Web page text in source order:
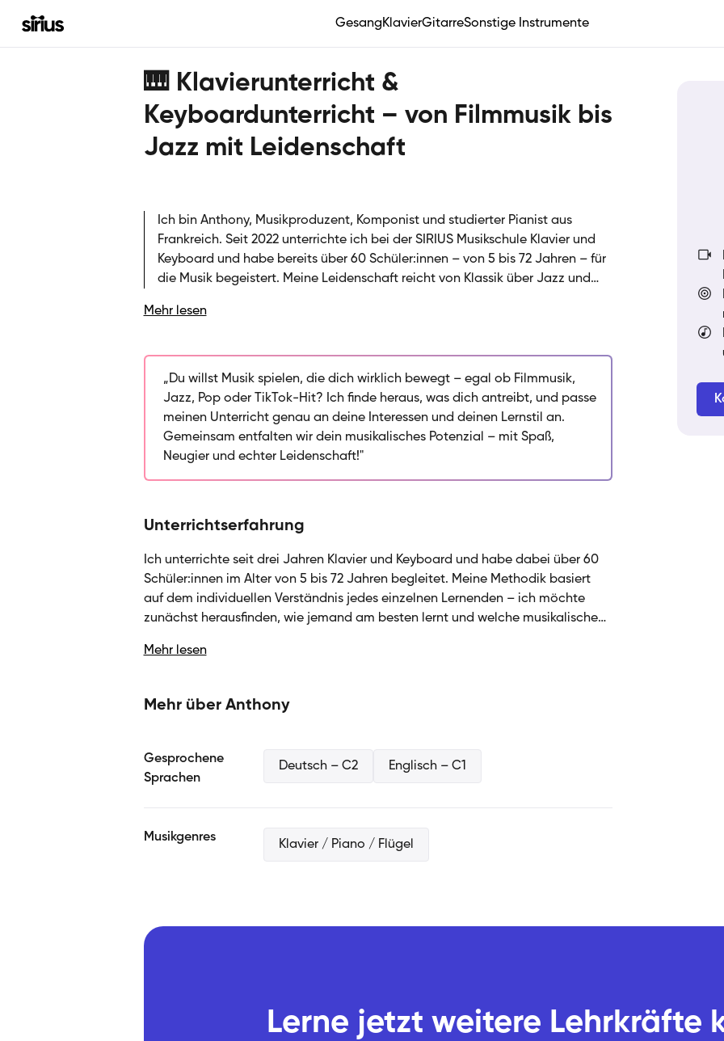
GesangKlavierGitarreSonstige Instrumente
🎹 Klavierunterricht &
Keyboardunterricht – von Filmmusik bis
Jazz mit Leidenschaft
Ich bin Anthony, Musikproduzent, Komponist und studierter Pianist aus
Frankreich. Seit 2022 unterrichte ich bei der SIRIUS Musikschule Klavier und
Keyboard und habe bereits über 60 Schüler:innen – von 5 bis 72 Jahren – für
die Musik begeistert. Meine Leidenschaft reicht von Klassik über Jazz und
Minecraft, von Anime-Scores bis zu TikTok-Hits – ich liebe es, mein
flexibel und persönlich: Ich passe mich deinen Interessen, deinem Lerntempo
und deinen Zielen an. Manche brauchen mehr Theorie und Notenlesen,
andere mehr Improvisation und Gehörbildung – ich finde heraus, was für
dich funktioniert. Technik und Ausdruck verbinde ich mit praktischem
Musizieren, damit du motiviert bleibst und stetig wächst. Neben meiner
Lehrtätigkeit produziere ich Musik und habe mit meiner ehemaligen Band
Mehr lesen
„Du willst Musik spielen, die dich wirklich bewegt – egal ob Filmmusik,
Jazz, Pop oder TikTok-Hit? Ich finde heraus, was dich antreibt, und passe
meinen Unterricht genau an deine Interessen und deinen Lernstil an.
Gemeinsam entfalten wir dein musikalisches Potenzial – mit Spaß,
Neugier und echter Leidenschaft!"
Unterrichtserfahrung
Ich unterrichte seit drei Jahren Klavier und Keyboard und habe dabei über 60
Schüler:innen im Alter von 5 bis 72 Jahren begleitet. Meine Methodik basiert
auf dem individuellen Verständnis jedes einzelnen Lernenden – ich möchte
zunächst herausfinden, wie jemand am besten lernt und welche musikalischen
unterschiedlich: Manche profitieren mehr von theoretischen Grundlagen,
ist wichtig, dass sich meine Schüler:innen musikalisch frei entfalten können,
deshalb passe ich meinen Unterricht flexibel an ihre Bedürfnisse an. Dieser
Unterricht aus.
Mehr lesen
Mehr über Anthony
Gesprochene
Sprachen
Deutsch – C2 Englisch – C1
Musikgenres
Klavier / Piano / Flügel
Lerne jetzt weitere Lehrkräfte